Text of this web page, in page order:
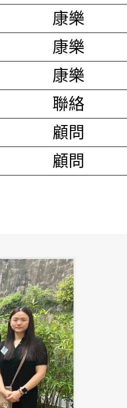
康樂
康樂
康樂
聯絡
顧問
顧問